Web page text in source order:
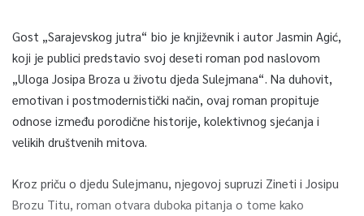
Gost „Sarajevskog jutra“ bio je književnik i autor Jasmin Agić,
koji je publici predstavio svoj deseti roman pod naslovom
„Uloga Josipa Broza u životu djeda Sulejmana“. Na duhovit,
emotivan i postmodernistički način, ovaj roman propituje
odnose između porodične historije, kolektivnog sjećanja i
velikih društvenih mitova.
Kroz priču o djedu Sulejmanu, njegovoj supruzi Zineti i Josipu
Brozu Titu, roman otvara duboka pitanja o tome kako